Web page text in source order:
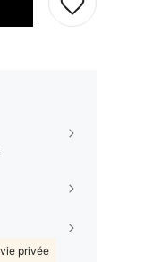
privée